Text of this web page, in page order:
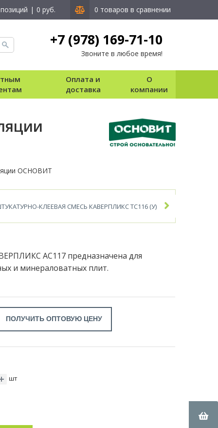
| 0 руб. 0 товаров в сравнении
+7 (978) 169-71-10
Звоните в любое время!
Оплата и
доставка
О
компании
ОСНОВИТ
КЛЕЕВАЯ СМЕСЬ КАВЕРПЛИКС ТС116 (У)
АС117 предназначена для
и минераловатных плит.
ПОЛУЧИТЬ ОПТОВУЮ ЦЕНУ
шт